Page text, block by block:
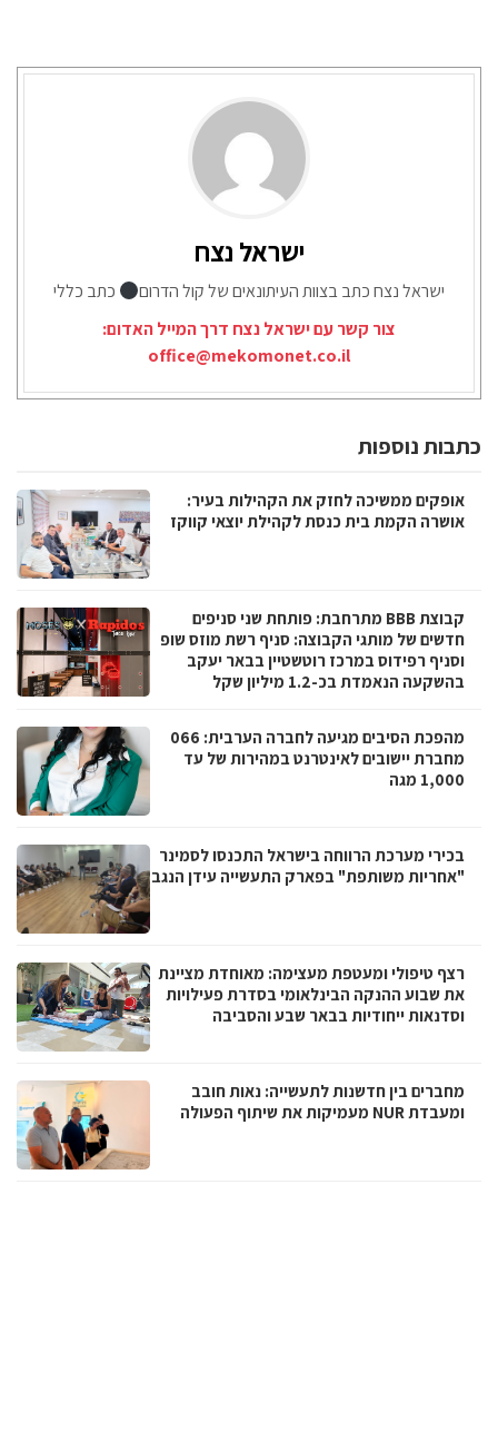
ישראל נצח
ישראל נצח כתב בצוות העיתונאים של קול הדרום
כתב כללי
צור קשר עם ישראל נצח דרך המייל האדום:
office@mekomonet.co.il
כתבות נוספות
אופקים ממשיכה לחזק את הקהילות בעיר:
אושרה הקמת בית כנסת לקהילת יוצאי קווקז
קבוצת BBB מתרחבת: פותחת שני סניפים
חדשים של מותגי הקבוצה: סניף רשת מוזס שופ
וסניף רפידוס במרכז רוטשטיין בבאר יעקב
בהשקעה הנאמדת בכ-1.2 מיליון שקל
מהפכת הסיבים מגיעה לחברה הערבית: 066
מחברת יישובים לאינטרנט במהירות של עד
1,000 מגה
בכירי מערכת הרווחה בישראל התכנסו לסמינר
"אחריות משותפת" בפארק התעשייה עידן הנגב
רצף טיפולי ומעטפת מעצימה: מאוחדת מציינת
את שבוע ההנקה הבינלאומי בסדרת פעילויות
וסדנאות ייחודיות בבאר שבע והסביבה
מחברים בין חדשנות לתעשייה: נאות חובב
ומעבדת NUR מעמיקות את שיתוף הפעולה